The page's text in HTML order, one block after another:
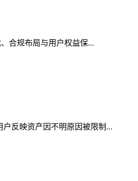
合规布局与用户权益保...
反映资产因不明原因被限制...